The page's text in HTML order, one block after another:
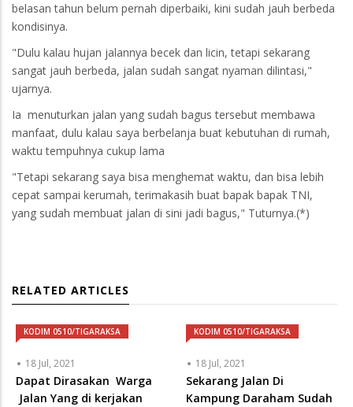
belasan tahun belum pernah diperbaiki, kini sudah jauh berbeda
kondisinya.
"Dulu kalau hujan jalannya becek dan licin, tetapi sekarang
sangat jauh berbeda, jalan sudah sangat nyaman dilintasi,"
ujarnya.
Ia menuturkan jalan yang sudah bagus tersebut membawa
manfaat, dulu kalau saya berbelanja buat kebutuhan di rumah,
waktu tempuhnya cukup lama
"Tetapi sekarang saya bisa menghemat waktu, dan bisa lebih
cepat sampai kerumah, terimakasih buat bapak bapak TNI,
yang sudah membuat jalan di sini jadi bagus," Tuturnya.(*)
RELATED ARTICLES
KODIM 0510/TIGARAKSA
18 Jul, 2021
Dapat Dirasakan Warga
Jalan Yang di kerjakan
KODIM 0510/TIGARAKSA
18 Jul, 2021
Sekarang Jalan Di
Kampung Daraham Sudah